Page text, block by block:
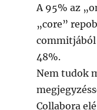
A 95% az
„core”
commitjából
48%.
Nem tudok
Collabora